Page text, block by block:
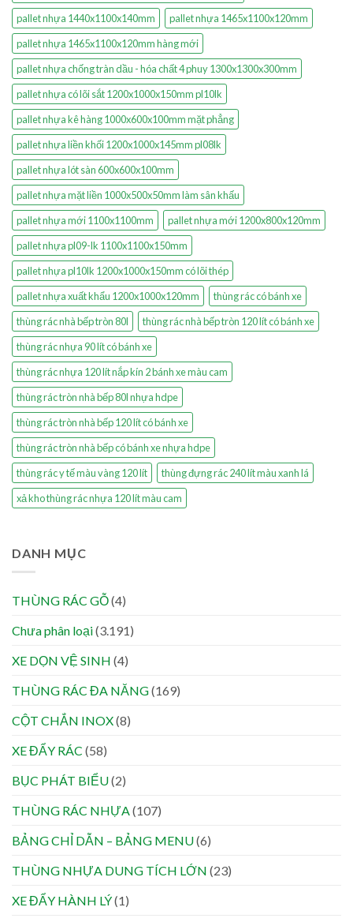
pallet nhựa 1440x1100x140mm
pallet nhựa 1465x1100x120mm
pallet nhựa 1465x1100x120mm hàng mới
pallet nhựa chống tràn dầu - hóa chất 4 phuy 1300x1300x300mm
pallet nhựa có lõi sắt 1200x1000x150mm pl10lk
pallet nhựa kê hàng 1000x600x100mm mặt phẳng
pallet nhựa liền khối 1200x1000x145mm pl08lk
pallet nhựa lót sàn 600x600x100mm
pallet nhựa mặt liền 1000x500x50mm làm sân khấu
pallet nhựa mới 1100x1100mm
pallet nhựa mới 1200x800x120mm
pallet nhựa pl09-lk 1100x1100x150mm
pallet nhựa pl10lk 1200x1000x150mm có lõi thép
pallet nhựa xuất khẩu 1200x1000x120mm
thùng rác có bánh xe
thùng rác nhà bếp tròn 80l
thùng rác nhà bếp tròn 120 lít có bánh xe
thùng rác nhựa 90 lít có bánh xe
thùng rác nhựa 120 lít nắp kín 2 bánh xe màu cam
thùng rác tròn nhà bếp 80l nhựa hdpe
thùng rác tròn nhà bếp 120 lít có bánh xe
thùng rác tròn nhà bếp có bánh xe nhựa hdpe
thùng rác y tế màu vàng 120 lít
thùng đựng rác 240 lít màu xanh lá
xả kho thùng rác nhựa 120 lít màu cam
DANH MỤC
THÙNG RÁC GỖ(4)
Chưa phân loại(3.191)
XE DỌN VỆ SINH (4)
THÙNG RÁC ĐA NĂNG(169)
CỘT CHẮN INOX(8)
XE ĐẨY RÁC (58)
BỤC PHÁT BIỂU(2)
THÙNG RÁC NHỰA(107)
BẢNG CHỈ DẪN – BẢNG MENU(6)
THÙNG NHỰA DUNG TÍCH LỚN (23)
XE ĐẨY HÀNH LÝ(1)